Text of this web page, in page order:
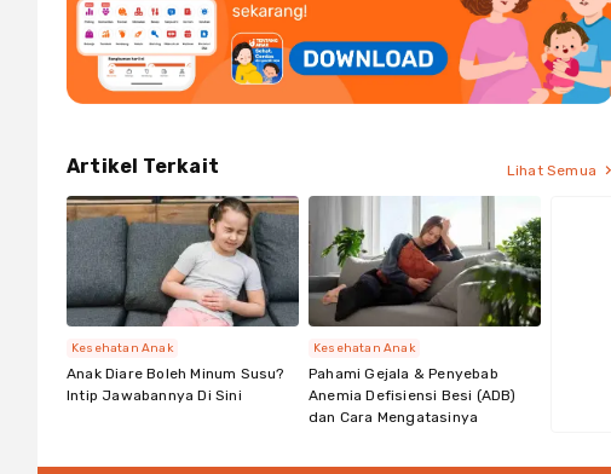
Artikel Terkait Lihat Semua
Anak Diare Boleh Minum Susu?
Intip Jawabannya Di Sini
Kesehatan Anak
Pahami Gejala & Penyebab
Anemia Defisiensi Besi (ADB)
dan Cara Mengatasinya
Kesehatan Anak